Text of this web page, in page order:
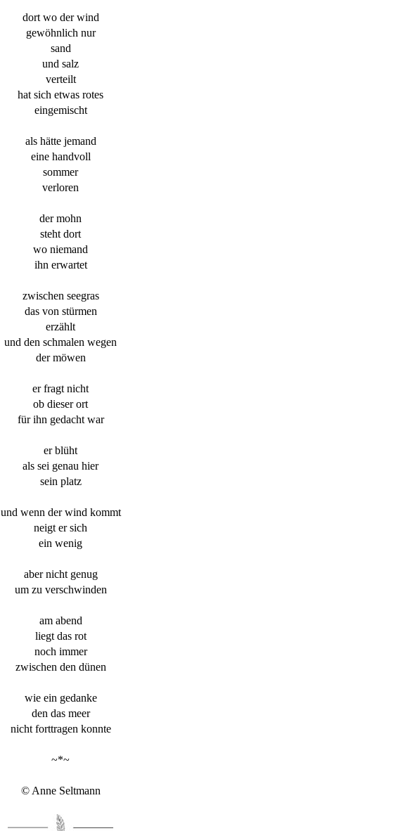
dort wo der wind
gewöhnlich nur
sand
und salz
verteilt
hat sich etwas rotes
eingemischt
als hätte jemand
eine handvoll
sommer
verloren
der mohn
steht dort
wo niemand
ihn erwartet
zwischen seegras
das von stürmen
erzählt
und den schmalen wegen
der möwen
er fragt nicht
ob dieser ort
für ihn gedacht war
er blüht
als sei genau hier
sein platz
und wenn der wind kommt
neigt er sich
ein wenig
aber nicht genug
um zu verschwinden
am abend
liegt das rot
noch immer
zwischen den dünen
wie ein gedanke
den das meer
nicht forttragen konnte
~*~
© Anne Seltmann